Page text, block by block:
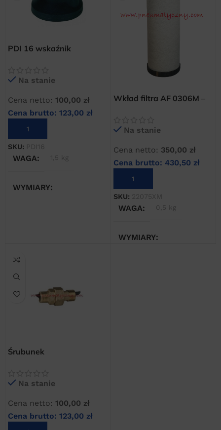
PDI 16 wskaźnik
Na stanie
Cena netto: 100,00 zł
Cena brutto: 123,00 zł
DODAJ DO KOSZYKA
SKU: PDI16
WAGA 1,5 kg
WYMIARY
Wkład filtra AF 0306M –
Na stanie
Cena netto: 350,00 zł
Cena brutto: 430,50 zł
DODAJ DO KOSZYKA
SKU: 22075XM
WAGA 0,5 kg
WYMIARY
Śrubunek
Na stanie
Cena netto: 100,00 zł
Cena brutto: 123,00 zł